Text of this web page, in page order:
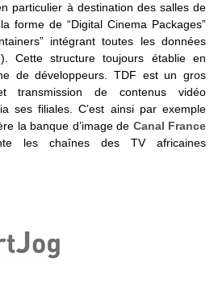
particulier à destination des salles de
forme de “Digital Cinema Packages”
intégrant toutes les données
Cette structure toujours établie en
de développeurs. TDF est un gros
transmission de contenus vidéo
ses filiales. C’est ainsi par exemple
la banque d’image de Canal France
les chaînes des TV africaines